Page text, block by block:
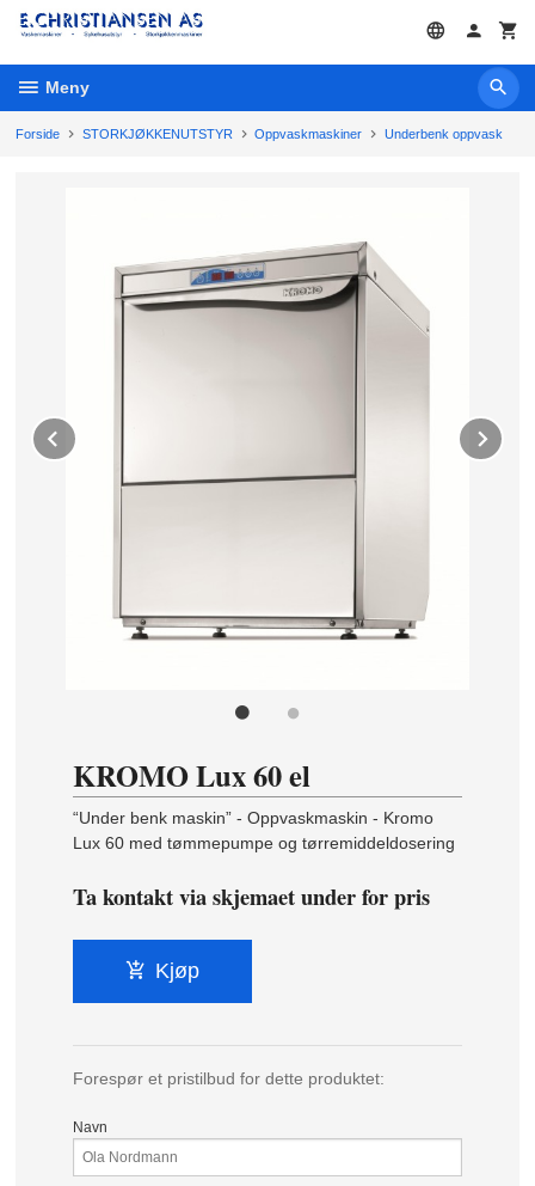
Gå
innholdet
Meny
Forside STORKJØKKENUTSTYR Oppvaskmaskiner Underbenk oppvask
Prev
KROMO Lux 60 el
“Under benk maskin” - Oppvaskmaskin - Kromo
Lux 60 med tømmepumpe og tørremiddeldosering
Ta kontakt via skjemaet under for pris
Kjøp
Forespør et pristilbud for dette produktet:
Navn